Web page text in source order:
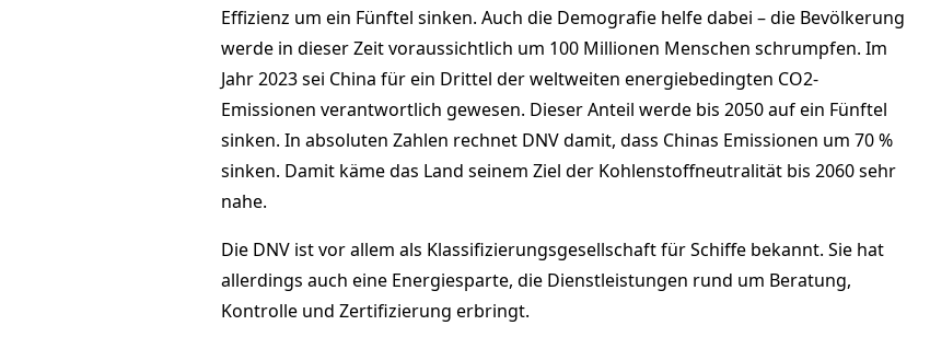
Effizienz um ein Fünftel sinken. Auch die Demografie helfe dabei – die Bevölkerung
werde in dieser Zeit voraussichtlich um 100 Millionen Menschen schrumpfen. Im
Jahr 2023 sei China für ein Drittel der weltweiten energiebedingten CO2-
Emissionen verantwortlich gewesen. Dieser Anteil werde bis 2050 auf ein Fünftel
sinken. In absoluten Zahlen rechnet DNV damit, dass Chinas Emissionen um 70 %
sinken. Damit käme das Land seinem Ziel der Kohlenstoffneutralität bis 2060 sehr
nahe.
Die DNV ist vor allem als Klassifizierungsgesellschaft für Schiffe bekannt. Sie hat
allerdings auch eine Energiesparte, die Dienstleistungen rund um Beratung,
Kontrolle und Zertifizierung erbringt.